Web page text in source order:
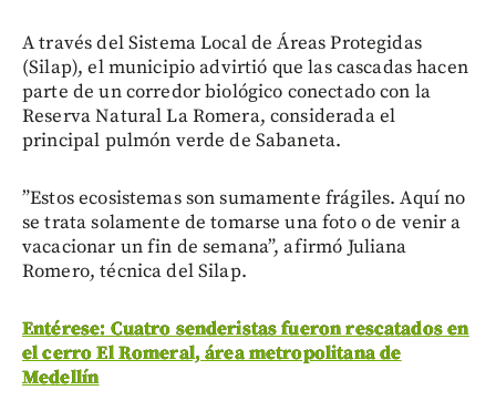
A través del Sistema Local de Áreas Protegidas
(Silap), el municipio advirtió que las cascadas hacen
parte de un corredor biológico conectado con la
Reserva Natural La Romera, considerada el
principal pulmón verde de Sabaneta.
”Estos ecosistemas son sumamente frágiles. Aquí no
se trata solamente de tomarse una foto o de venir a
vacacionar un fin de semana”, afirmó Juliana
Romero, técnica del Silap.
Entérese: Cuatro senderistas fueron rescatados en
el cerro El Romeral, área metropolitana de
Medellín